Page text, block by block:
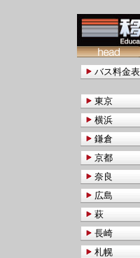
バス料金
東京
横浜
鎌倉
京都
奈良
広島
萩
長崎
札幌